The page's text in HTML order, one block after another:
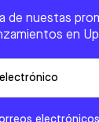
de nuestas
en